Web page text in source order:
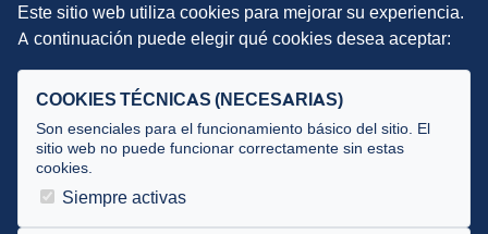
DIRECCIÓN TÉCNICA
Criterios
Selecciones
Tecnificación
Comité de jueces
Este sitio web utiliza cookies para mejorar su experiencia.
A continuación puede elegir qué cookies desea aceptar:
COOKIES TÉCNICAS (NECESARIAS)
Son esenciales para el funcionamiento básico del sitio. El
sitio web no puede funcionar correctamente sin estas
cookies.
Siempre activas